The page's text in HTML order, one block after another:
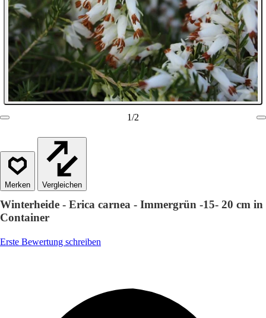
1/2
Vergleichen
Winterheide - Erica carnea - Immergrün -15- 20 cm in
Container
Erste Bewertung schreiben